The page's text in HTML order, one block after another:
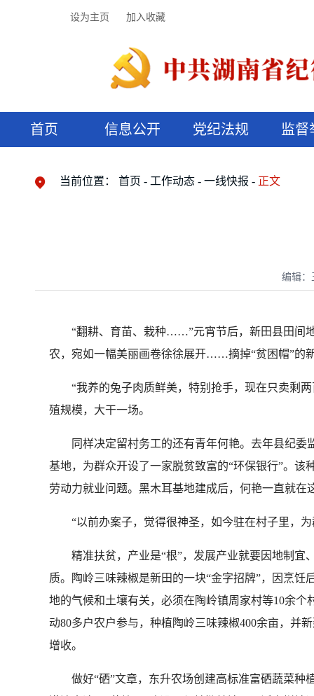
设为主页 加入收藏
首页 信息公开 党纪法规 监督
当前位置： 首页 工作动态 一线快报 正文
编辑：
“翻耕、育苗、栽种……”元宵节后，新田县田间地
农，宛如一幅美丽画卷徐徐展开……摘掉“贫困帽”的
“我养的兔子肉质鲜美，特别抢手，现在只卖剩两
殖规模，大干一场。
同样决定留村务工的还有青年何艳。去年县纪委监
基地，为群众开设了一家脱贫致富的“环保银行”。该
劳动力就业问题。黑木耳基地建成后，何艳一直就
“以前办案子，觉得很神圣，如今驻在村子里，为
精准扶贫，产业是“根”，发展产业就要因地制宜
质。陶岭三味辣椒是新田的一块“金字招牌”，因烹
地的气候和土壤有关，必须在陶岭镇周家村等10余
动80多户农户参与，种植陶岭三味辣椒400余亩，并
增收。
做好“硒”文章，东升农场创建高标准富硒蔬菜种